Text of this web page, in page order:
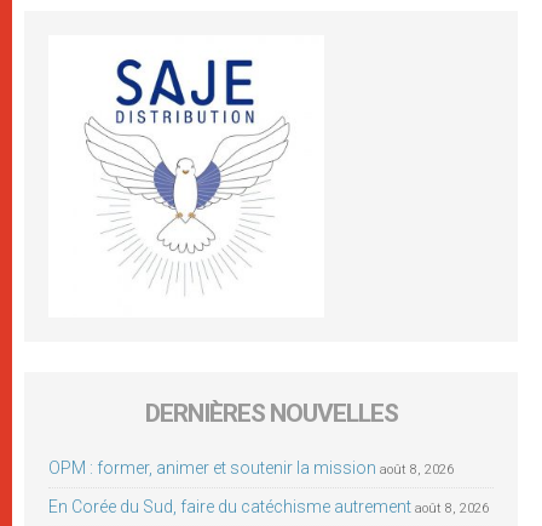
DERNIÈRES NOUVELLES
OPM : former, animer et soutenir la mission août 8, 2026
En Corée du Sud, faire du catéchisme autrement août 8, 2026